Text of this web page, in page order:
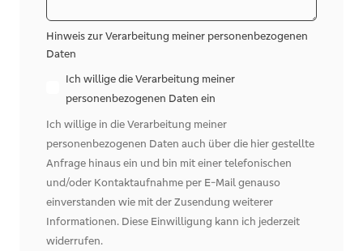
Hinweis zur Verarbeitung meiner personenbezogenen
Daten
Ich willige die Verarbeitung meiner
personenbezogenen Daten ein
Ich willige in die Verarbeitung meiner
personenbezogenen Daten auch über die hier gestellte
Anfrage hinaus ein und bin mit einer telefonischen
und/oder Kontaktaufnahme per E-Mail genauso
einverstanden wie mit der Zusendung weiterer
Informationen. Diese Einwilligung kann ich jederzeit
widerrufen.